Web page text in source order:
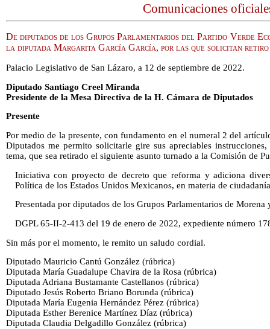
Comunicaciones
De diputados de los Grupos Parlamentarios del Partido Verde
la diputada Margarita García García, por las que solicitan retiro
Palacio Legislativo de San Lázaro, a 12 de septiembre de 2022.
Diputado Santiago Creel Miranda
Presidente de la Mesa Directiva de la H. Cámara de Diputados
Presente
Por medio de la presente, con fundamento en el numeral 2 del
Diputados me permito solicitarle gire sus apreciables
tema, que sea retirado el siguiente asunto turnado a la Comisión de
Iniciativa con proyecto de decreto que reforma y adiciona
Política de los Estados Unidos Mexicanos, en materia de
Presentada por diputados de los Grupos Parlamentarios de Morena
DGPL 65-II-2-413 del 19 de enero de 2022, expediente número
Sin más por el momento, le remito un saludo cordial.
Diputado Mauricio Cantú González (rúbrica)
Diputada María Guadalupe Chavira de la Rosa (rúbrica)
Diputada Adriana Bustamante Castellanos (rúbrica)
Diputado Jesús Roberto Briano Borunda (rúbrica)
Diputada María Eugenia Hernández Pérez (rúbrica)
Diputada Esther Berenice Martínez Díaz (rúbrica)
Diputada Claudia Delgadillo González (rúbrica)